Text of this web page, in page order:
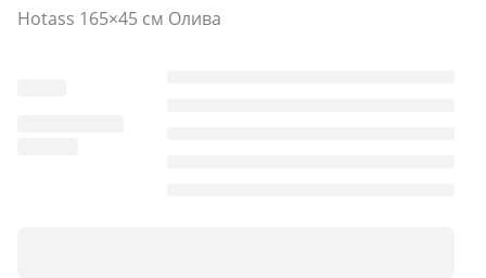
Hotass 165×45 см Олива